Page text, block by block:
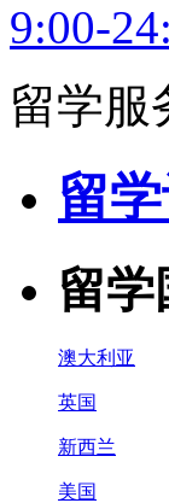
9:00-
留学服
留
留学
澳大利亚
英国
新西兰
美国